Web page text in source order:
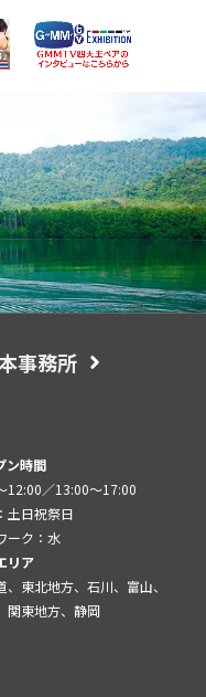
事務所
ン時間
12:00／13:00～17:00
土日祝祭日
ーク：水
リア
、東北地方、石川、富山、
関東地方、静岡